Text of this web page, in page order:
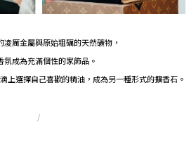
凌厲金屬與原始粗礪的天然礦物，
氛成為充滿個性的家飾品。
上選擇自己喜歡的精油，成為另一種形式的擴香石。
/